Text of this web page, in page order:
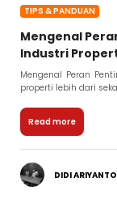
TIPS & PANDUAN
Mengenal
Industri
Mengenal Peran
properti lebih dari
Read more
DIDI ARIYANTO